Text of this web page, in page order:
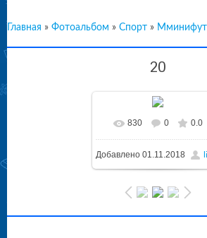
Главная » Фотоальбом » Спорт »
20
830 0 0.0
Добавлено01.11.2018